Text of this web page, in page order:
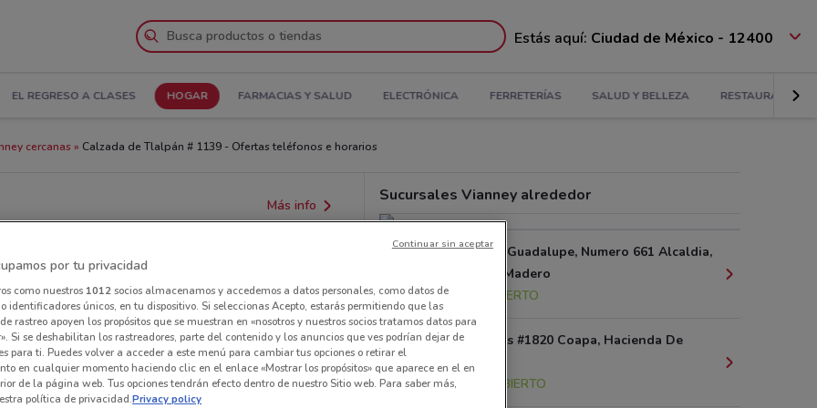
Estás aquí: Ciudad de México - 12400
EL REGRESO A CLASES HOGAR FARMACIAS Y SALUD ELECTRÓNICA FERRETERÍAS SALUD Y BELLEZA RESTAURANTES
cercanas Calzada de Tlalpán # 1139 - Ofertas teléfonos e horarios
Más info
Sucursales Vianney alrededor
Calzada de Guadalupe, Numero 661 Alcaldia,
Gustavo A. Madero
7.4 km
ABIERTO
Av. Cafetales #1820 Coapa, Hacienda De
Coyoacán
13.6 km
ABIERTO
por tu privacidad
como nuestros 1012socios almacenamos y accedemos a datos personales, como datos de
identificadores únicos, en tu dispositivo. Si seleccionas Acepto, estarás permitiendo que las
rastreo apoyen los propósitos que se muestran en «nosotros y nuestros socios tratamos datos para
Si se deshabilitan los rastreadores, parte del contenido y los anuncios que ves podrían dejar de
para ti. Puedes volver a acceder a este menú para cambiar tus opciones o retirar el
en cualquier momento haciendo clic en el enlace «Mostrar los propósitos» que aparece en el en
de la página web. Tus opciones tendrán efecto dentro de nuestro Sitio web. Para saber más,
política de privacidad.Privacy policy
Continuar sin aceptar